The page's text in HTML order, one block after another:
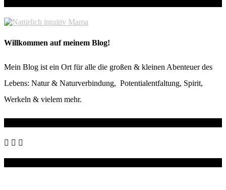
Willkommen auf meinem Blog!
Mein Blog ist ein Ort für alle die großen & kleinen Abenteuer des
Lebens: Natur & Naturverbindung, Potentialentfaltung, Spirit,
Werkeln & vielem mehr.